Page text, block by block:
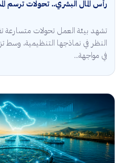
رأس المال البشري.. تحولات ترسم
تشهد بيئة العمل تحولات متسارعة
النظر في نماذجها التنظيمية، وسط
في مواجهة...